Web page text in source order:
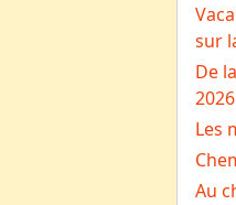
sur
De
2026
Les
Au